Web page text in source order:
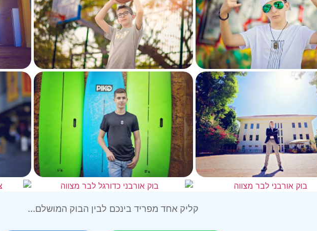
קליק אחד מפריד בינכם לבין הבוק המושלם...